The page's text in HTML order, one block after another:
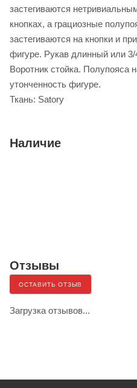
застегиваются
кнопках, а грациозные
застегиваются на кнопки и
фигуре. Рукав длинный или 3/
Воротник стойка. Полупояса
утонченность фигуре.
Ткань: Satory
Наличие
Отзывы
ОСТАВИТЬ ОТЗЫВ
Загрузка отзывов...